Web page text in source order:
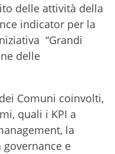
delle attività della
indicator per la
“Grandi
delle
Comuni coinvolti,
quali i KPI a
la
e